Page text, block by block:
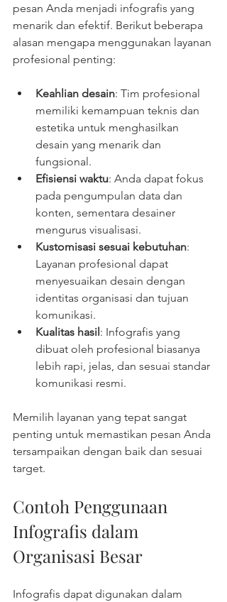
pesan Anda menjadi infografis yang
menarik dan efektif. Berikut beberapa
alasan mengapa menggunakan layanan
profesional penting:
Keahlian desain: Tim profesional
memiliki kemampuan teknis dan
estetika untuk menghasilkan
desain yang menarik dan
fungsional.
Efisiensi waktu: Anda dapat fokus
pada pengumpulan data dan
konten, sementara desainer
mengurus visualisasi.
Kustomisasi sesuai kebutuhan:
Layanan profesional dapat
menyesuaikan desain dengan
identitas organisasi dan tujuan
komunikasi.
Kualitas hasil: Infografis yang
dibuat oleh profesional biasanya
lebih rapi, jelas, dan sesuai standar
komunikasi resmi.
Memilih layanan yang tepat sangat
penting untuk memastikan pesan Anda
tersampaikan dengan baik dan sesuai
target.
Contoh Penggunaan
Infografis dalam
Organisasi Besar
Infografis dapat digunakan dalam